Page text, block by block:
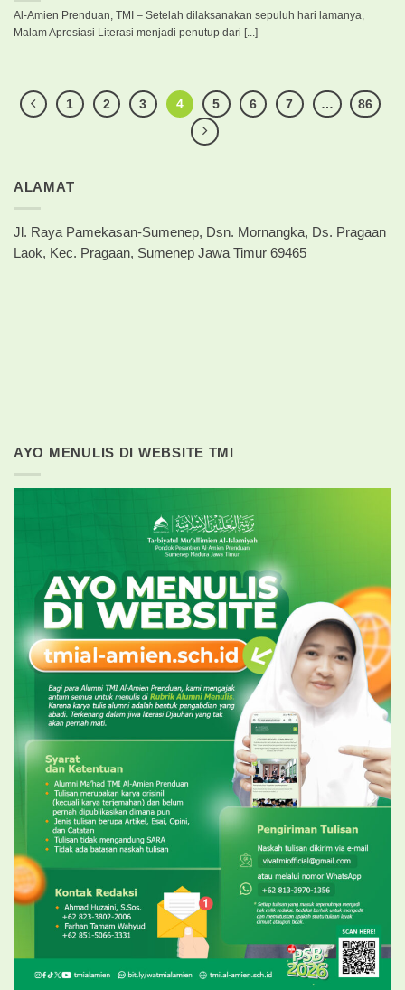
Al-Amien Prenduan, TMI – Setelah dilaksanakan sepuluh hari lamanya,
Malam Apresiasi Literasi menjadi penutup dari [...]
1 2 3 4 5 6 7 … 86
ALAMAT
Jl. Raya Pamekasan-Sumenep, Dsn. Mornangka, Ds. Pragaan
Laok, Kec. Pragaan, Sumenep Jawa Timur 69465
AYO MENULIS DI WEBSITE TMI